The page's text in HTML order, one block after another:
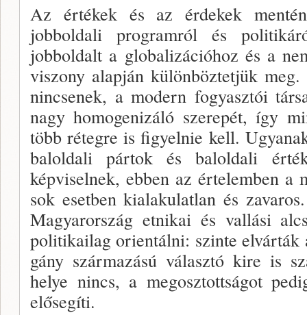
Az értékek és az érdekek
jobboldali prog­ramról és
jobboldalt a globalizációhoz és a
viszony alapján különböztetjük
nincsenek, a modern fogyasz­tói
nagy homogenizáló szerepét, így
több rétegre is figyelnie kell.
baloldali pártok és baloldali
képviselnek, ebben az értelemben a
sok esetben kialakulatlan és
Magyaror­szág etnikai és vallási
politikailag orientálni: szin­te
gány származású választó kire is
helye nincs, a megosztottságot
elősegíti.